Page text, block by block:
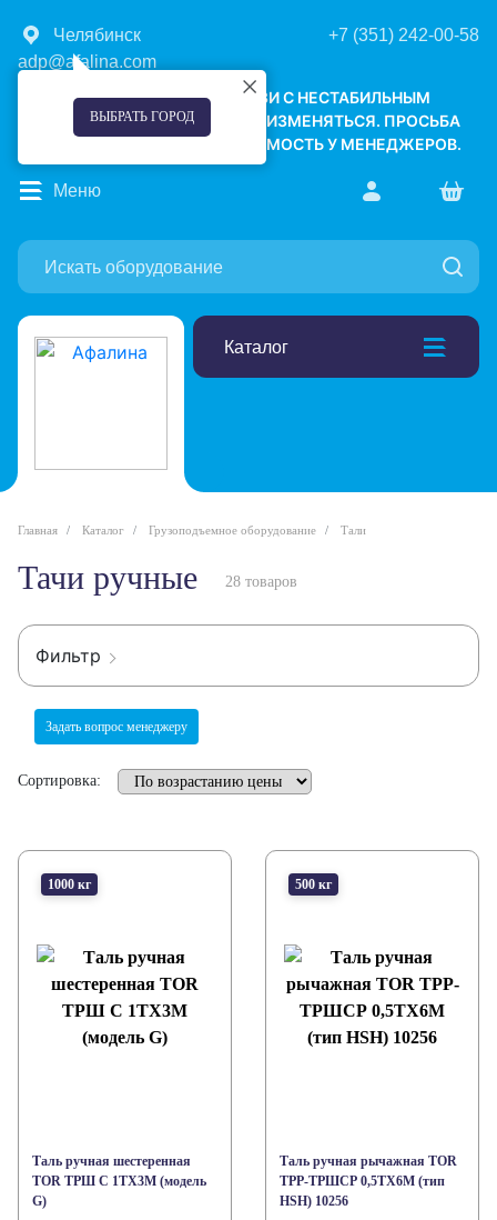
Челябинск
ВЫБРАТЬ ГОРОД
+7 (351) 242-00-58
adp@afalina.com
УВАЖАЕМЫЕ КЛИЕНТЫ! В СВЯЗИ С НЕСТАБИЛЬНЫМ
КУРСОМ ВАЛЮТ, ЦЕНЫ МОГУТ ИЗМЕНЯТЬСЯ. ПРОСЬБА
УТОЧНЯТЬ АКТУАЛЬНУЮ СТОИМОСТЬ У МЕНЕДЖЕРОВ.
Каталог
Меню
Главная Каталог Грузоподъемное оборудование Тали
Тачи ручные 28 товаров
Фильтр
Задать вопрос менеджеру
Сортировка:
1000 кг
Таль ручная шестеренная
TOR ТРШ C 1ТХ3М (модель
G)
500 кг
Таль ручная рычажная TOR
ТРР-ТРШСР 0,5ТХ6М (тип
HSH) 10256